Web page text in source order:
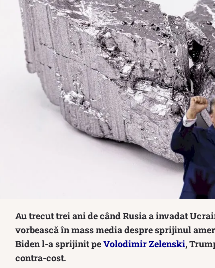
Au trecut trei ani de când Rusia a invadat
vorbească în mass media despre sprijinul
Biden l-a sprijinit peVolodimir Zelenski,
contra-cost.